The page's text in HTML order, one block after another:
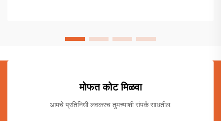
मोफत कोट मिळवा
आमचे प्रतिनिधी लवकरच तुमच्याशी संपर्क साधतील.